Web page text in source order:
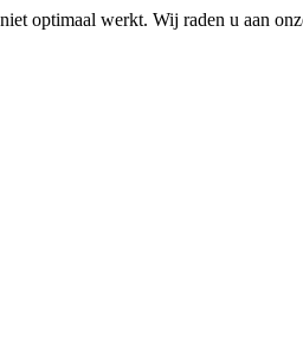
optimaal werkt. Wij raden u aan